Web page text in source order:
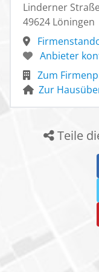
Linderner
49624 Löningen
Anbieter
Zum
Zur
Teile